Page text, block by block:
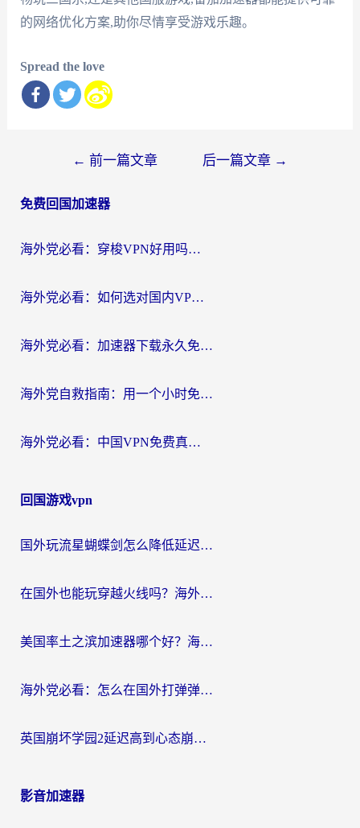
的网络优化方案,助你尽情享受游戏乐趣。
Spread the love
导
← 前一篇文章 后一篇文章 →
免费回国加速器
海外党必看：穿梭VPN好用吗？和云帆VPN对比哪个回国效果更好？附真实测评+避坑指南
海外党必看：如何选对国内VPN，实现无缝访问国内资源？
海外党必看：加速器下载永久免费版真的存在吗？教你无缝访问国内资源的正确姿势
海外党自救指南：用一个小时免费加速器，轻松打破国内资源访问壁垒？
海外党必看：中国VPN免费真的靠谱吗？手把手教你选对回国加速器
回国游戏vpn
国外玩流星蝴蝶剑怎么降低延迟？海外党必看的加速秘籍（含欧洲鸣潮&彩虹岛优化攻略）
在国外也能玩穿越火线吗？海外玩家国服游戏畅玩终极指南
美国率土之滨加速器哪个好？海外党国服游戏畅玩终极指南（附多游戏解决方案）
海外党必看：怎么在国外打弹弹堂不卡？番茄加速器亲测指南
英国崩坏学园2延迟高到心态崩？海外党国服游戏加速终极指南
影音加速器